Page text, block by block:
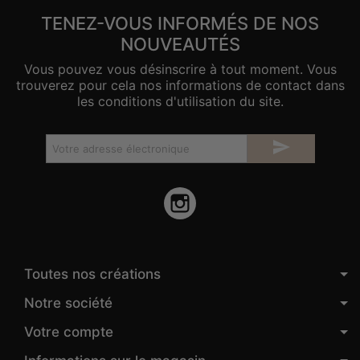
TENEZ-VOUS INFORMÉS DE NOS
NOUVEAUTÉS
Vous pouvez vous désinscrire à tout moment. Vous
trouverez pour cela nos informations de contact dans
les conditions d'utilisation du site.

Toutes nos créations
Notre société
Votre compte